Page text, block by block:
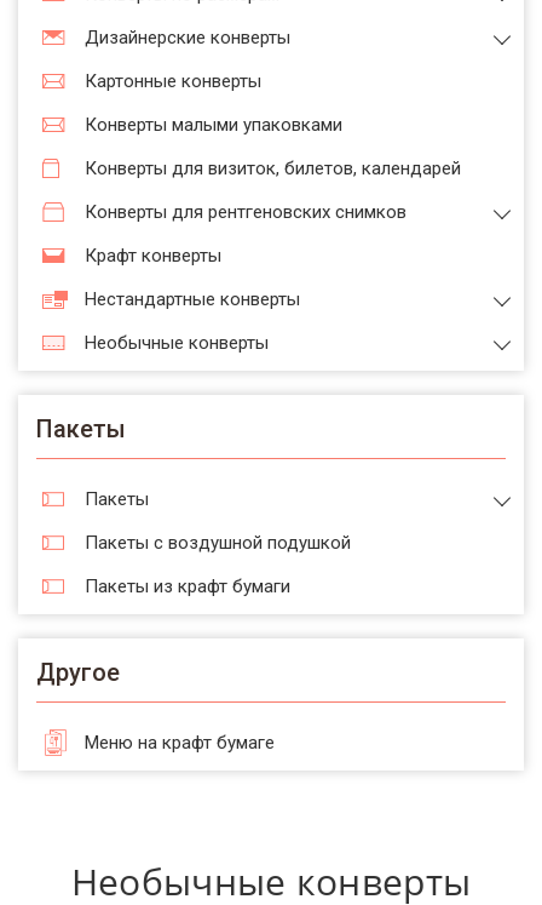
Дизайнерские конверты
Картонные конверты
Конверты малыми упаковками
Конверты для визиток, билетов, календарей
Конверты для рентгеновских снимков
Крафт конверты
Нестандартные конверты
Необычные конверты
Пакеты
Пакеты
Пакеты с воздушной подушкой
Пакеты из крафт бумаги
Другое
Меню на крафт бумаге
Необычные конверты